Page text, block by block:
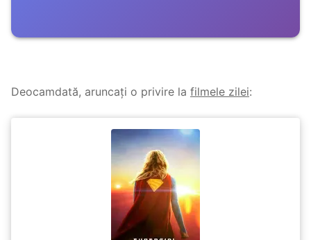
Deocamdată, aruncați o privire la filmele zilei: